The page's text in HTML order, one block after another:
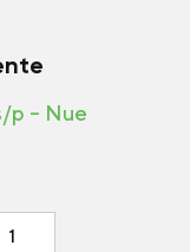
p – Nue